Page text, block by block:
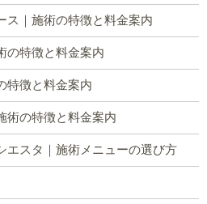
ス｜施術の特徴と料金案内
の特徴と料金案内
特徴と料金案内
術の特徴と料金案内
エスタ｜施術メニューの選び方